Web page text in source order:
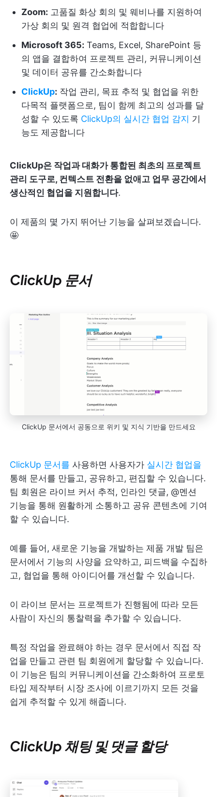
Zoom: 고품질 화상 회의 및 웨비나를 지원하여
가상 회의 및 원격 협업에 적합합니다
Microsoft 365: Teams, Excel, SharePoint 등
의 앱을 결합하여 프로젝트 관리, 커뮤니케이션
및 데이터 공유를 간소화합니다
ClickUp: 작업 관리, 목표 추적 및 협업을 위한
다목적 플랫폼으로, 팀이 함께 최고의 성과를 달
성할 수 있도록 ClickUp의 실시간 협업 감지 기
능도 제공합니다
ClickUp은 작업과 대화가 통합된 최초의 프로젝트
관리 도구로, 컨텍스트 전환을 없애고 업무 공간에서
생산적인 협업을 지원합니다.
이 제품의 몇 가지 뛰어난 기능을 살펴보겠습니다.
🤩
ClickUp 문서
ClickUp 문서에서 공동으로 위키 및 지식 기반을 만드세요
ClickUp 문서를 사용하면 사용자가 실시간 협업을
통해 문서를 만들고, 공유하고, 편집할 수 있습니다.
팀 회원은 라이브 커서 추적, 인라인 댓글, @멘션
기능을 통해 원활하게 소통하고 공유 콘텐츠에 기여
할 수 있습니다.
예를 들어, 새로운 기능을 개발하는 제품 개발 팀은
문서에서 기능의 사양을 요약하고, 피드백을 수집하
고, 협업을 통해 아이디어를 개선할 수 있습니다.
이 라이브 문서는 프로젝트가 진행됨에 따라 모든
사람이 자신의 통찰력을 추가할 수 있습니다.
특정 작업을 완료해야 하는 경우 문서에서 직접 작
업을 만들고 관련 팀 회원에게 할당할 수 있습니다.
이 기능은 팀의 커뮤니케이션을 간소화하여 프로토
타입 제작부터 시장 조사에 이르기까지 모든 것을
쉽게 추적할 수 있게 해줍니다.
ClickUp 채팅 및 댓글 할당